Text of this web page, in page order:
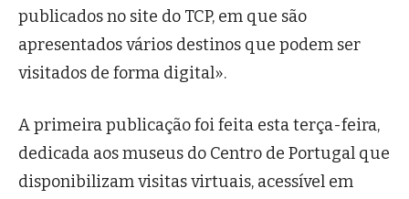
publicados no site do TCP, em que são
apresentados vários destinos que podem ser
visitados de forma digital».
A primeira publicação foi feita esta terça-feira,
dedicada aos museus do Centro de Portugal que
disponibilizam visitas virtuais, acessível em